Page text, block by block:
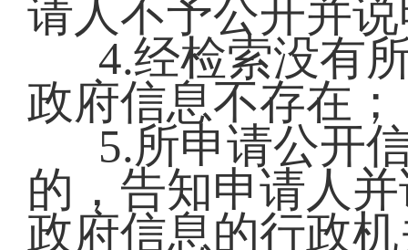
请人不予公开并
4.经检索没有
政府信息不存在；
5.所申请公开
的，告知申请人
政府信息的行政